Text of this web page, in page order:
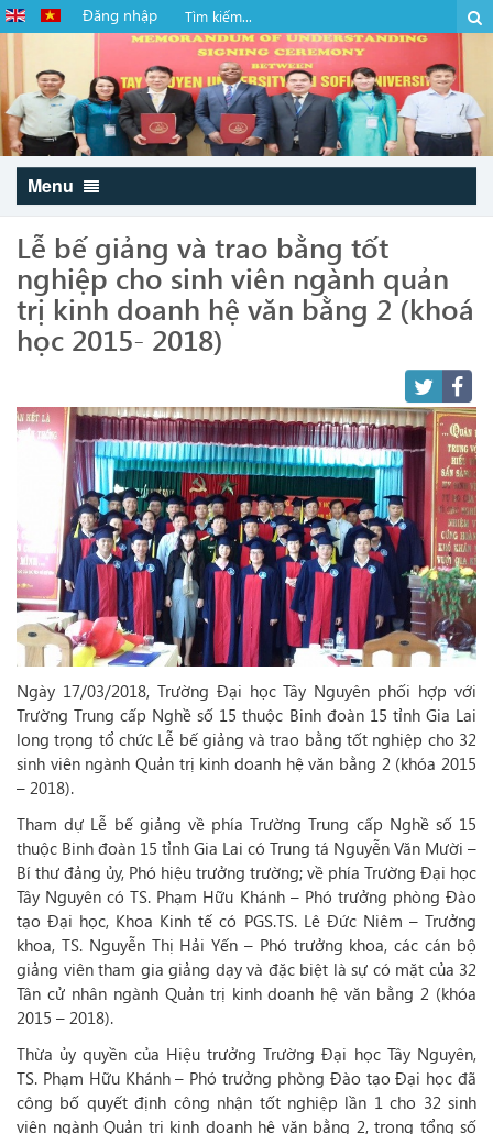
Đăng nhập
Menu
Lễ bế giảng và trao bằng tốt
nghiệp cho sinh viên ngành quản
trị kinh doanh hệ văn bằng 2 (khoá
học 2015- 2018)
Ngày 17/03/2018, Trường Đại học Tây Nguyên phối hợp với
Trường Trung cấp Nghề số 15 thuộc Binh đoàn 15 tỉnh Gia Lai
long trọng tổ chức Lễ bế giảng và trao bằng tốt nghiệp cho 32
sinh viên ngành Quản trị kinh doanh hệ văn bằng 2 (khóa 2015
– 2018).
Tham dự Lễ bế giảng về phía Trường Trung cấp Nghề số 15
thuộc Binh đoàn 15 tỉnh Gia Lai có Trung tá Nguyễn Văn Mười –
Bí thư đảng ủy, Phó hiệu trưởng trường; về phía Trường Đại học
Tây Nguyên có TS. Phạm Hữu Khánh – Phó trưởng phòng Đào
tạo Đại học, Khoa Kinh tế có PGS.TS. Lê Đức Niêm – Trưởng
khoa, TS. Nguyễn Thị Hải Yến – Phó trưởng khoa, các cán bộ
giảng viên tham gia giảng dạy và đặc biệt là sự có mặt của 32
Tân cử nhân ngành Quản trị kinh doanh hệ văn bằng 2 (khóa
2015 – 2018).
Thừa ủy quyền của Hiệu trưởng Trường Đại học Tây Nguyên,
TS. Phạm Hữu Khánh – Phó trưởng phòng Đào tạo Đại học đã
công bố quyết định công nhận tốt nghiệp lần 1 cho 32 sinh
viên ngành Quản trị kinh doanh hệ văn bằng 2, trong tổng số